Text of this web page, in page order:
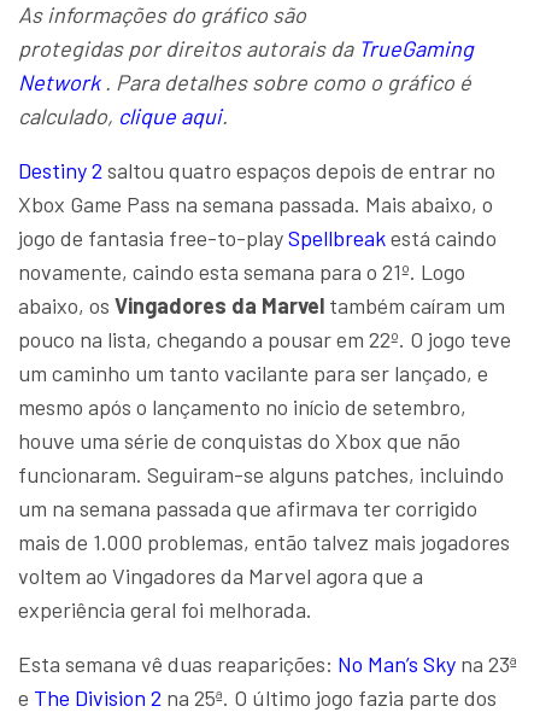
As informações do gráfico são
protegidas por direitos autorais da TrueGaming
Network. Para detalhes sobre como o gráfico é
calculado, clique aqui.
Destiny 2 saltou quatro espaços depois de entrar no
Xbox Game Pass na semana passada. Mais abaixo, o
jogo de fantasia free-to-playSpellbreakestá caindo
novamente, caindo esta semana para o 21º. Logo
abaixo, os Vingadores da Marvel também caíram um
pouco na lista, chegando a pousar em 22º. O jogo teve
um caminho um tanto vacilante para ser lançado, e
mesmo após o lançamento no início de setembro,
houve uma série de conquistas do Xbox que não
funcionaram. Seguiram-se alguns patches, incluindo
um na semana passada que afirmava ter corrigido
mais de 1.000 problemas, então talvez mais jogadores
voltem ao Vingadores da Marvel agora que a
experiência geral foi melhorada.
Esta semana vê duas reaparições: No Man’s Sky na 23ª
e The Division 2 na 25ª. O último jogo fazia parte dos